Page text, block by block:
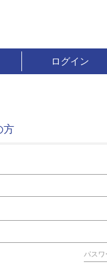
ログイン
方
パスワ